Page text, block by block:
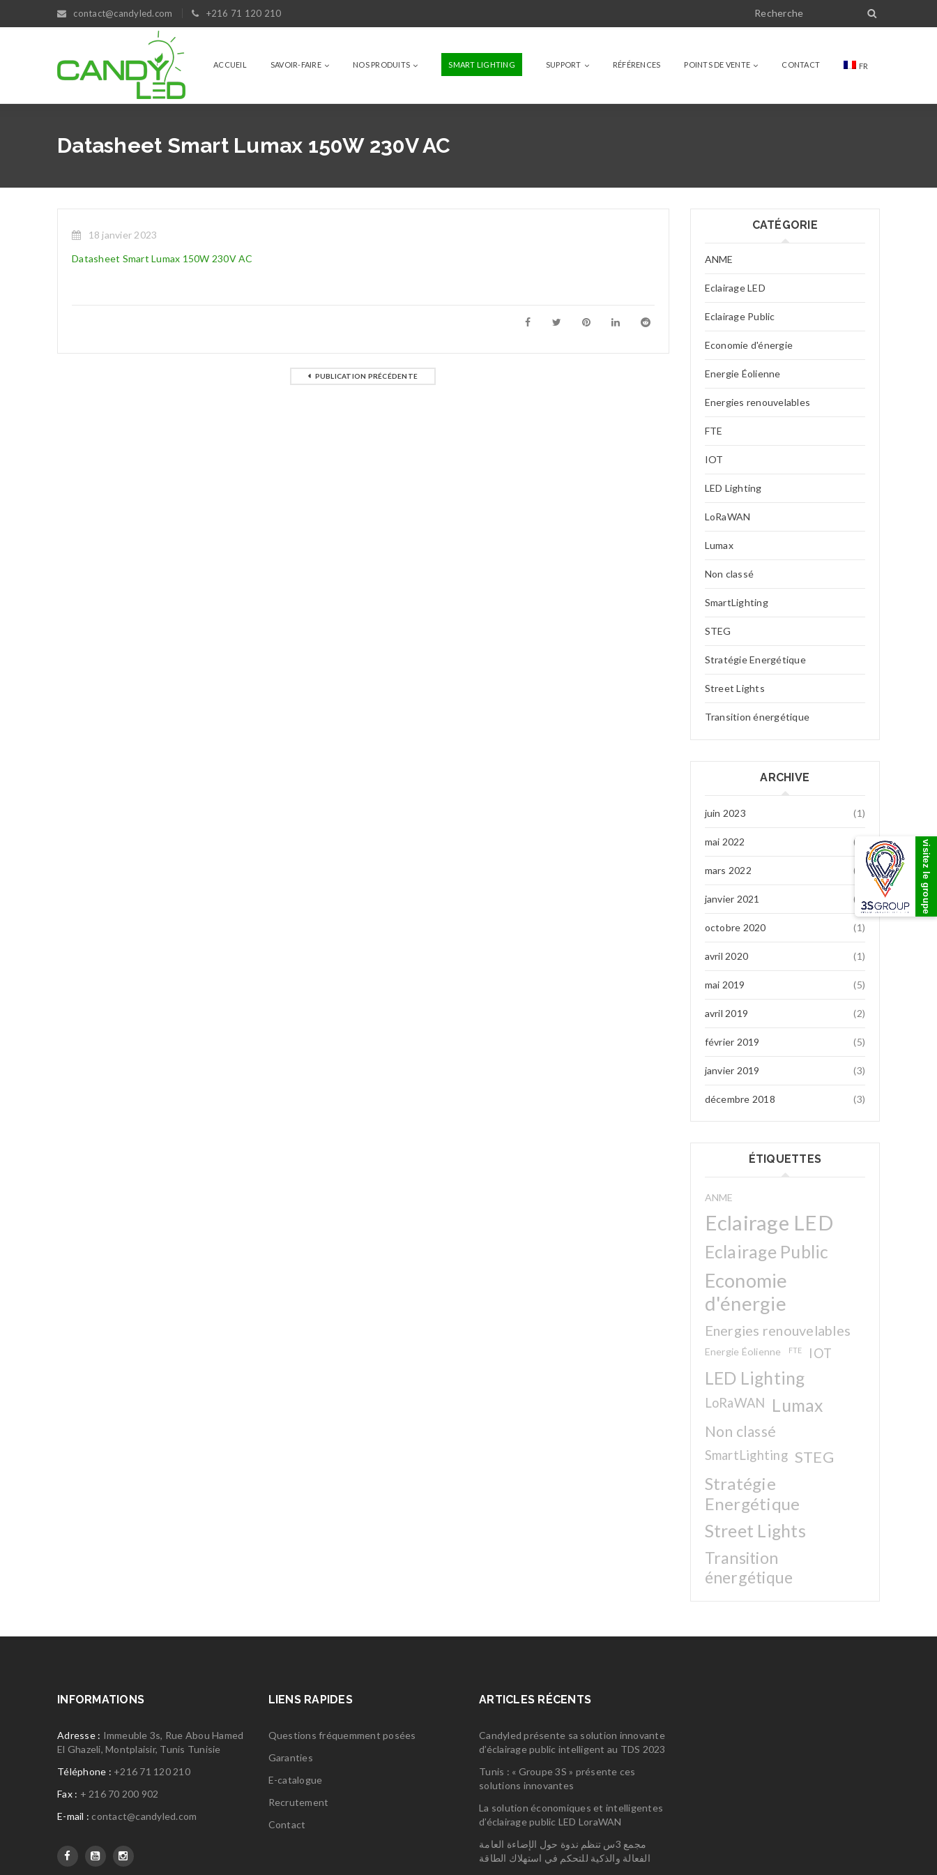
contact@candyled.com +216 71 120 210
ACCUEIL SAVOIR-FAIRE NOS PRODUITS SMART LIGHTING SUPPORT RÉFÉRENCES POINTS DE VENTE CONTACT FR
Datasheet Smart Lumax 150W 230V AC
18 janvier 2023
Datasheet Smart Lumax 150W 230V AC
PUBLICATION PRÉCÉDENTE
CATÉGORIE
ANME
Eclairage LED
Eclairage Public
Economie d'énergie
Energie Éolienne
Energies renouvelables
FTE
IOT
LED Lighting
LoRaWAN
Lumax
Non classé
SmartLighting
STEG
Stratégie Energétique
Street Lights
Transition énergétique
ARCHIVE
juin 2023 (1)
mai 2022 (7)
mars 2022 (1)
janvier 2021 (1)
octobre 2020 (1)
avril 2020 (1)
mai 2019 (5)
avril 2019 (2)
février 2019 (5)
janvier 2019 (3)
décembre 2018 (3)
ÉTIQUETTES
ANME
Eclairage LED
Eclairage Public
Economie
d'énergie
Energies renouvelables
Energie Éolienne FTE IOT
LED Lighting
LoRaWAN Lumax
Non classé
SmartLighting STEG
Stratégie
Energétique
Street Lights
Transition
énergétique
INFORMATIONS
Adresse : Immeuble 3s, Rue Abou Hamed
El Ghazeli, Montplaisir, Tunis Tunisie
Téléphone : +216 71 120 210
Fax : + 216 70 200 902
E-mail : contact@candyled.com
LIENS RAPIDES
Questions fréquemment posées
Garanties
E-catalogue
Recrutement
Contact
ARTICLES RÉCENTS
Candyled présente sa solution innovante
d’éclairage public intelligent au TDS 2023
Tunis : « Groupe 3S » présente ces
solutions innovantes
La solution économiques et intelligentes
d’éclairage public LED LoraWAN
مجمع 3س تنظم ندوة حول الإضاءة العامة
الفعالة والذكية للتحكم في استهلاك الطاقة
visitez le groupe